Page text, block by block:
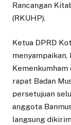
Rancangan
(RKUHP).
Ketua DPRD
rapat Badan
persetujuan
anggota
langsung